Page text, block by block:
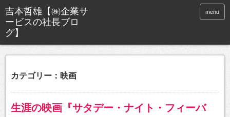
menu
カテゴリー：映画
生涯の映画『サタデー・ナイト・フィーバ